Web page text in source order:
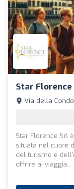
Star Florence
Via della
Star Florence Srl
situata nel cuore
del turismo e
offrire ai viaggia...